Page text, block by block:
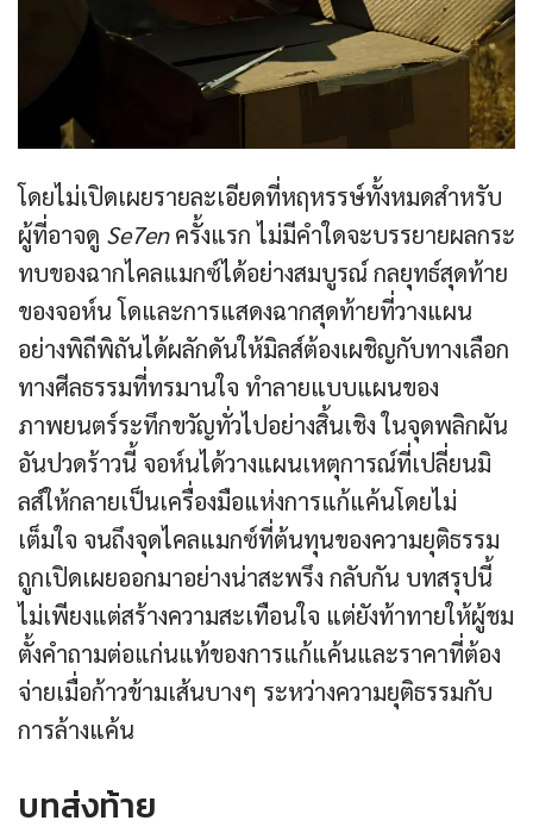
โดยไม่เปิดเผยรายละเอียดที่หฤหรรษ์ทั้งหมดสำหรับ
ผู้ที่อาจดู Se7enครั้งแรก ไม่มีคำใดจะบรรยายผลกระ
ทบของฉากไคลแมกซ์ได้อย่างสมบูรณ์ กลยุทธ์สุดท้าย
ของจอห์น โดและการแสดงฉากสุดท้ายที่วางแผน
อย่างพิถีพิถันได้ผลักดันให้มิลส์ต้องเผชิญกับทางเลือก
ทางศีลธรรมที่ทรมานใจ ทำลายแบบแผนของ
ภาพยนตร์ระทึกขวัญทั่วไปอย่างสิ้นเชิง ในจุดพลิกผัน
อันปวดร้าวนี้ จอห์นได้วางแผนเหตุการณ์ที่เปลี่ยนมิ
ลส์ให้กลายเป็นเครื่องมือแห่งการแก้แค้นโดยไม่
เต็มใจ จนถึงจุดไคลแมกซ์ที่ต้นทุนของความยุติธรรม
ถูกเปิดเผยออกมาอย่างน่าสะพรึง กลับกัน บทสรุปนี้
ไม่เพียงแต่สร้างความสะเทือนใจ แต่ยังท้าทายให้ผู้ชม
ตั้งคำถามต่อแก่นแท้ของการแก้แค้นและราคาที่ต้อง
จ่ายเมื่อก้าวข้ามเส้นบางๆ ระหว่างความยุติธรรมกับ
การล้างแค้น
บทส่งท้าย